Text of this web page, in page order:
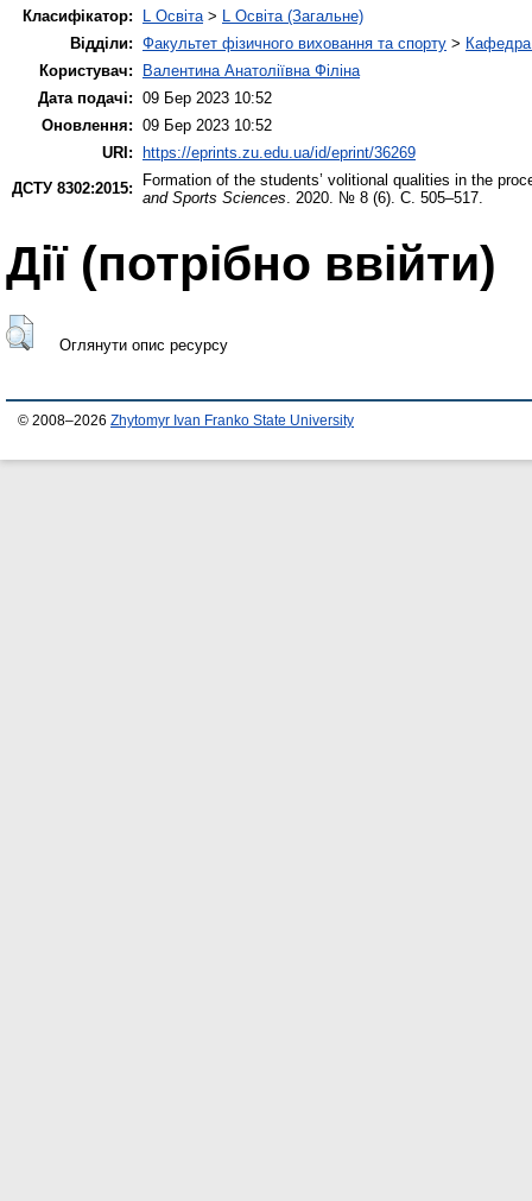
Класифікатор:
L Освіта> L Освіта (Загальне)
Відділи: Факультет фізичного виховання та спорту > Кафедра
Користувач:
Валентина Анатоліївна Філіна
Дата подачі: 09 Бер 2023 10:52
Оновлення: 09 Бер 2023 10:52
URI:
https://eprints.zu.edu.ua/id/eprint/36269
ДСТУ 8302:2015:
Formation of the students’ volitional qualities in the
and Sports Sciences. 2020. № 8 (6). С. 505–517.
Дії ​​(потрібно ввійти)
Оглянути опис ресурсу
© 2008–2026 Zhytomyr Ivan Franko State University